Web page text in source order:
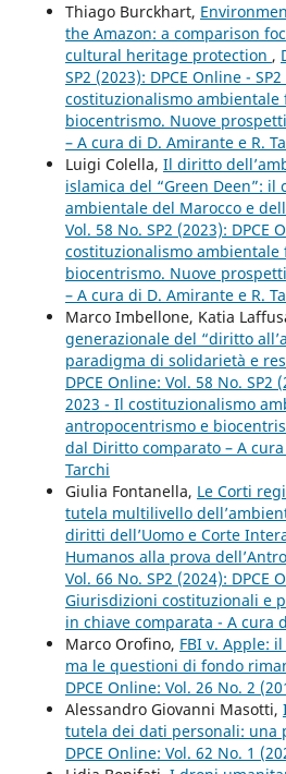
Thiago Burckhart,
the Amazon: a comparison
cultural heritage protection ,
SP2 (2023): DPCE Online -
costituzionalismo
biocentrismo. Nuove
– A cura di D. Amirante e R.
Luigi Colella, Il diritto
islamica del “Green Deen”: il
ambientale del Marocco e
Vol. 58 No. SP2 (2023): DPCE
costituzionalismo
biocentrismo. Nuove
– A cura di D. Amirante e R.
Marco Imbellone, Katia
generazionale del “diritto
paradigma di solidarietà e
DPCE Online: Vol. 58 No. SP2
2023 - Il costituzionalismo
antropocentrismo e
dal Diritto comparato – A
Tarchi
Giulia Fontanella, Le Corti
tutela multilivello
diritti dell’Uomo e Corte
Humanos alla prova
Vol. 66 No. SP2 (2024): DPCE
Giurisdizioni costituzionali e
in chiave comparata - A cura
Marco Orofino, FBI v. Apple:
ma le questioni di fondo
DPCE Online: Vol. 26 No. 2
Alessandro Giovanni Masotti,
tutela dei dati personali: una
DPCE Online: Vol. 62 No. 1